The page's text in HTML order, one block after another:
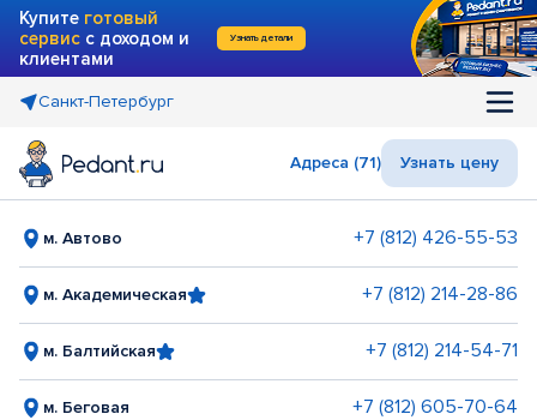
Купите готовый
сервис с доходом и
клиентами
Узнать детали
Санкт-Петербург
Адреса (71) Узнать цену
м. Автово +7 (812) 426-55-53
м. Академическая +7 (812) 214-28-86
м. Балтийская +7 (812) 214-54-71
м. Беговая +7 (812) 605-70-64